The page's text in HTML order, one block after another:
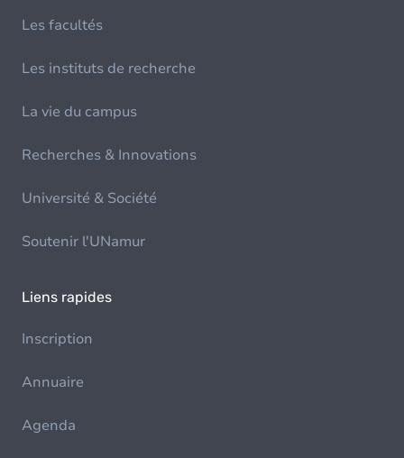
Les facultés
Les instituts de recherche
La vie du campus
Recherches & Innovations
Université & Société
Soutenir l'UNamur
Liens rapides
Inscription
Annuaire
Agenda